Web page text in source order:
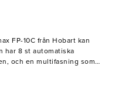
FP-10C från Hobart kan
har 8 st automatiska
och en multifasning som
installationskit som